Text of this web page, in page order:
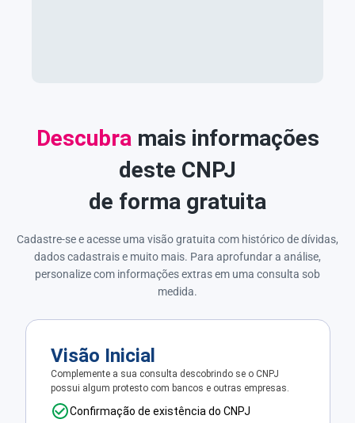
Descubra mais informações
deste CNPJ
de forma gratuita
Cadastre-se e acesse uma visão gratuita com histórico de dívidas,
dados cadastrais e muito mais. Para aprofundar a análise,
personalize com informações extras em uma consulta sob
medida.
Visão Inicial
Complemente a sua consulta descobrindo se o CNPJ
possui algum protesto com bancos e outras empresas.
Confirmação de existência do CNPJ